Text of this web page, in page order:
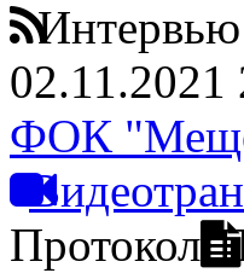
Интервью
02.11.2021
ФОК
Протокол